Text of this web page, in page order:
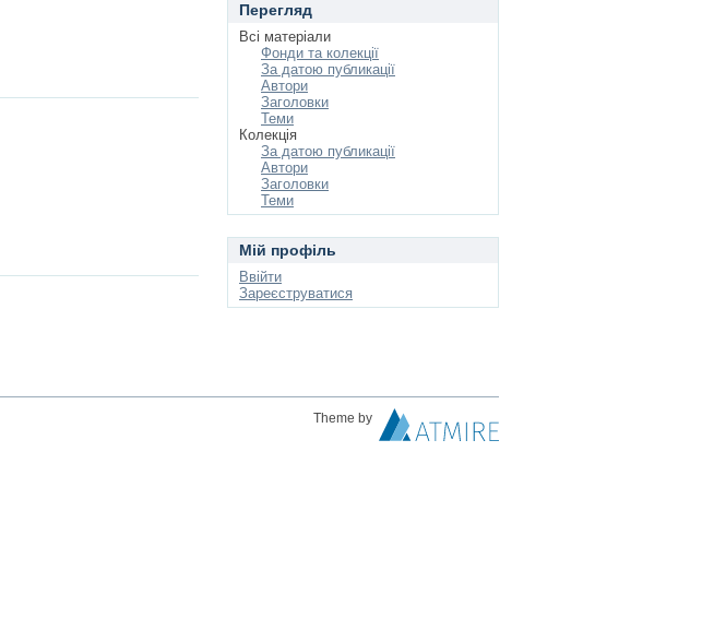
Перегляд
Всі матеріали
Фонди та колекції
За датою публикації
Автори
Заголовки
Теми
Колекція
За датою публикації
Автори
Заголовки
Теми
Мій профіль
Ввійти
Зареєструватися
Theme by